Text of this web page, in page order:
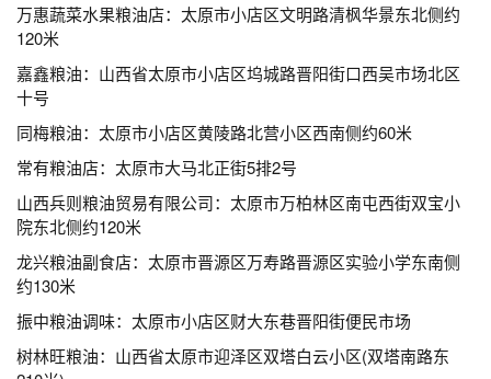
万惠蔬菜水果粮油店：太原市小店区文明路清枫华景东北侧约
120米
嘉鑫粮油：山西省太原市小店区坞城路晋阳街口西吴市场北区
十号
同梅粮油：太原市小店区黄陵路北营小区西南侧约60米
常有粮油店：太原市大马北正街5排2号
山西兵则粮油贸易有限公司：太原市万柏林区南屯西街双宝小
院东北侧约120米
龙兴粮油副食店：太原市晋源区万寿路晋源区实验小学东南侧
约130米
振中粮油调味：太原市小店区财大东巷晋阳街便民市场
树林旺粮油：山西省太原市迎泽区双塔白云小区(双塔南路东